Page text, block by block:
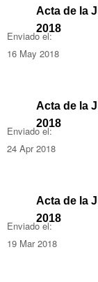
Acta de la
2018
Enviado el:
16 May 2018
Acta de la
2018
Enviado el:
24 Apr 2018
Acta de la
2018
Enviado el:
19 Mar 2018